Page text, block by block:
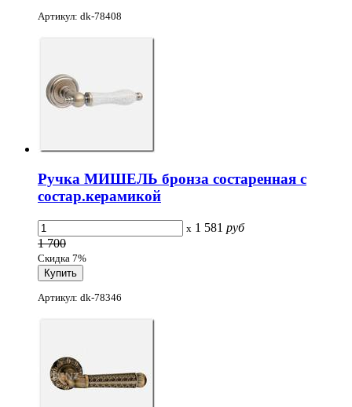
Артикул: dk-78408
Ручка МИШЕЛЬ бронза состаренная с
состар.керамикой
x 1 581 руб
1 700
Скидка 7%
Артикул: dk-78346